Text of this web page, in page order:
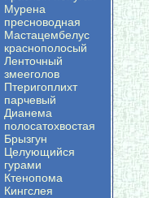
Мурена
пресноводная
Мастацембелус
краснополосый
Ленточный
змееголов
Птеригоплихт
парчевый
Дианема
полосатохвостая
Брызгун
Целующийся
гурами
Ктенопома
Кингслея